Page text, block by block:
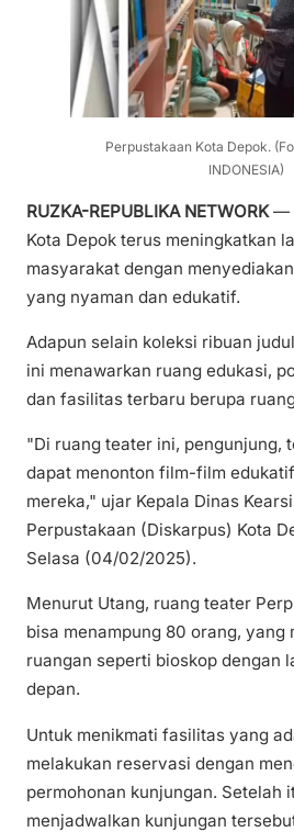
Perpustakaan Kota Depok.
INDONESIA)
RUZKA-REPUBLIKA NETWORK—
Kota Depok terus meningkatkan
masyarakat dengan
yang nyaman dan edukatif.
Adapun selain koleksi ribuan
ini menawarkan ruang edukasi,
dan fasilitas terbaru berupa
"Di ruang teater ini, pengunjung,
dapat menonton film-film
mereka," ujar Kepala Dinas
Perpustakaan (Diskarpus) Kota
Selasa (04/02/2025).
Menurut Utang, ruang teater
bisa menampung 80 orang, yang
ruangan seperti bioskop dengan
depan.
Untuk menikmati fasilitas yang
melakukan reservasi dengan
permohonan kunjungan. Setelah
menjadwalkan kunjungan